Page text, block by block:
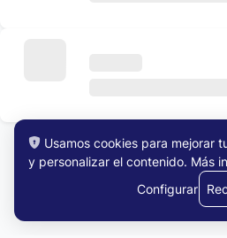
Ver Todos
Usamos cookies para mejorar
y personalizar el contenido. Más
Configurar